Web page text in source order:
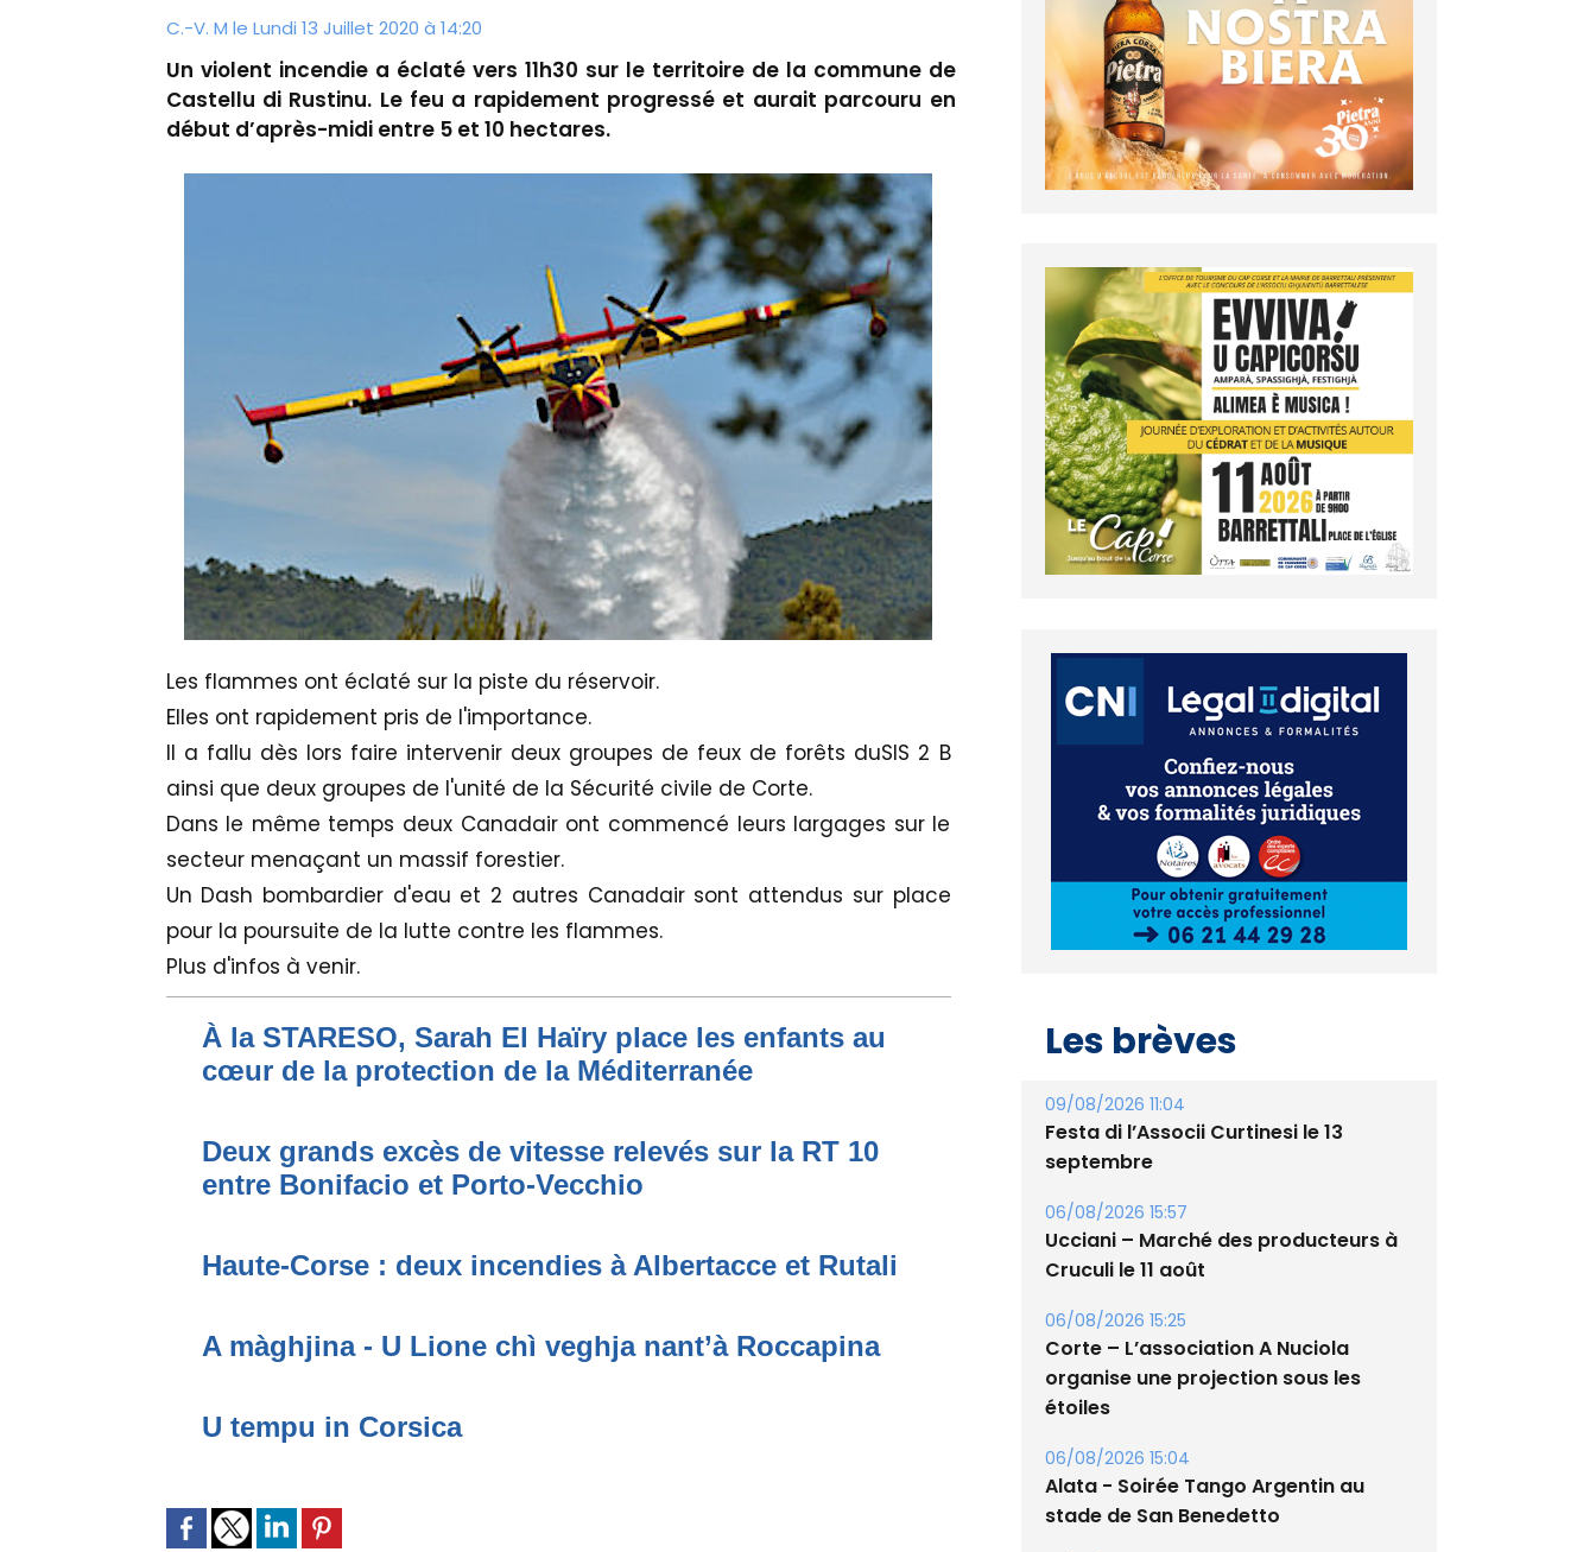
C.-V. M le Lundi 13 Juillet 2020 à 14:20
Un violent incendie a éclaté vers 11h30 sur le territoire de la commune de
Castellu di Rustinu. Le feu a rapidement progressé et aurait parcouru en
début d’après-midi entre 5 et 10 hectares.
Les flammes ont éclaté sur la piste du réservoir.
Elles ont rapidement pris de l'importance.
Il a fallu dès lors faire intervenir deux groupes de feux de forêts duSIS 2 B
ainsi que deux groupes de l'unité de la Sécurité civile de Corte.
Dans le même temps deux Canadair ont commencé leurs largages sur le
secteur menaçant un massif forestier.
Un Dash bombardier d'eau et 2 autres Canadair sont attendus sur place
pour la poursuite de la lutte contre les flammes.
Plus d'infos à venir.
À la STARESO, Sarah El Haïry place les enfants au
cœur de la protection de la Méditerranée
Deux grands excès de vitesse relevés sur la RT 10
entre Bonifacio et Porto-Vecchio
Haute-Corse : deux incendies à Albertacce et Rutali
A màghjina - U Lione chì veghja nant’à Roccapina
U tempu in Corsica
Les brèves
09/08/2026 11:04
Festa di l’Associi Curtinesi le 13
septembre
06/08/2026 15:57
Ucciani – Marché des producteurs à
Cruculi le 11 août
06/08/2026 15:25
Corte – L’association A Nuciola
organise une projection sous les
étoiles
06/08/2026 15:04
Alata - Soirée Tango Argentin au
stade de San Benedetto